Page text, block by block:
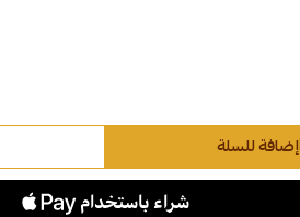
إضافة للسلة